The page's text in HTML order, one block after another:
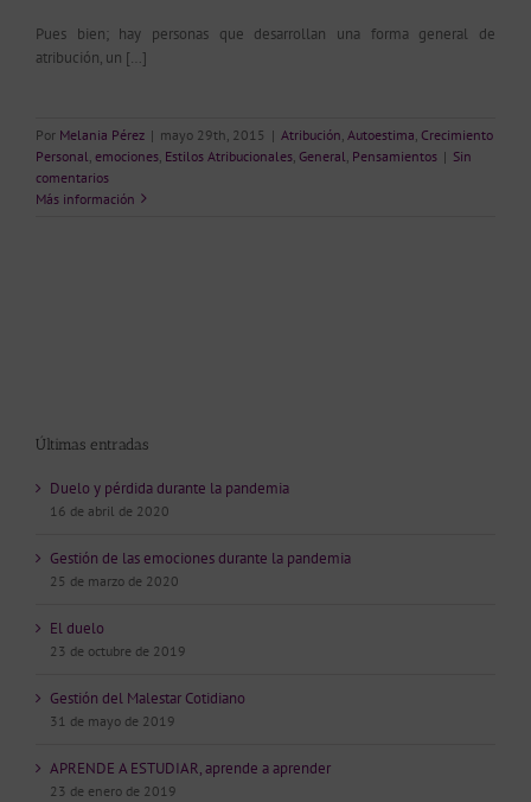
Pues bien; hay personas que desarrollan una forma general de
atribución, un […]
Por Melania Pérez | mayo 29th, 2015 | Atribución Autoestima Crecimiento
Personal emociones Estilos Atribucionales General Pensamientos | Sin
comentarios
Más información
Últimas entradas
Duelo y pérdida durante la pandemia
16 de abril de 2020
Gestión de las emociones durante la pandemia
25 de marzo de 2020
El duelo
23 de octubre de 2019
Gestión del Malestar Cotidiano
31 de mayo de 2019
APRENDE A ESTUDIAR, aprende a aprender
23 de enero de 2019